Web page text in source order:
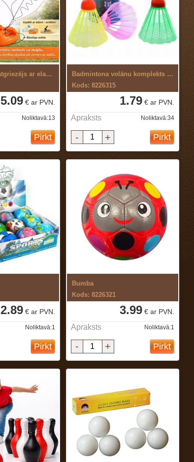
Tenisa treniņu atgriezējs ar elastīgo ...
5.09€ ar PVN.
Noliktavā:13
Pirkt
Badmintona volānu komplekts 3 gab.
Kods: 8226315
1.79 € ar PVN.
Apraksts Noliktavā:34
- + Pirkt
2.89€ ar PVN.
Noliktavā:1
Pirkt
Bumba
Kods: 8226321
3.99 € ar PVN.
Apraksts Noliktavā:1
- + Pirkt